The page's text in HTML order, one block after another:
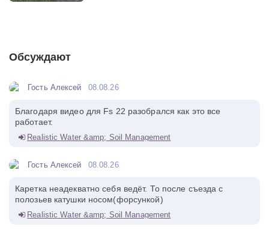
Обсуждают
Гость Алексей 08.08.26
Благодаря видео для Fs 22 разобрался как это все
работает.
Realistic Water &amp; Soil Management
Гость Алексей 08.08.26
Каретка неадекватно себя ведёт. То после съезда с
полозьев катушки носом(форсункой)
Realistic Water &amp; Soil Management